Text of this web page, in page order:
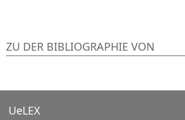
ZU DER BIBLIOGRAPHIE VON
UeLEX